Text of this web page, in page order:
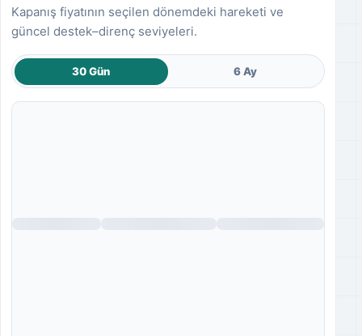
Kapanış fiyatının seçilen dönemdeki hareketi ve
güncel destek–direnç seviyeleri.
30 Gün 6 Ay